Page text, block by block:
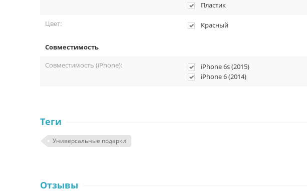
Пластик
Цвет: Красный
Совместимость
Совместимость (iPhone):
iPhone 6s (2015)
iPhone 6 (2014)
Теги
Универсальные подарки
Отзывы